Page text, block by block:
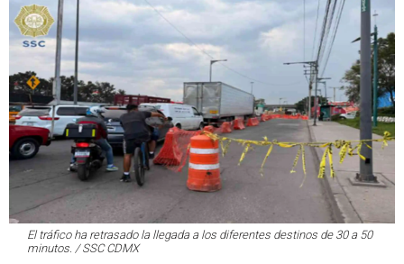
El tráfico ha retrasado la llegada a los diferentes destinos de 30 a 50
minutos. / SSC CDMX